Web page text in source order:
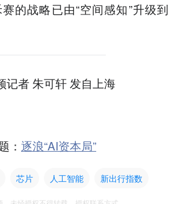
的战略已由“空间感知”升级到
记者 朱可轩 发自上海
： 逐浪“AI资本局”
芯片 人工智能 新出行指数